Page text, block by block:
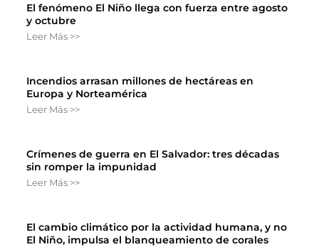
El fenómeno El Niño llega con fuerza entre agosto
y octubre
Leer Más >>
Incendios arrasan millones de hectáreas en
Europa y Norteamérica
Leer Más >>
Crímenes de guerra en El Salvador: tres décadas
sin romper la impunidad
Leer Más >>
El cambio climático por la actividad humana, y no
El Niño, impulsa el blanqueamiento de corales